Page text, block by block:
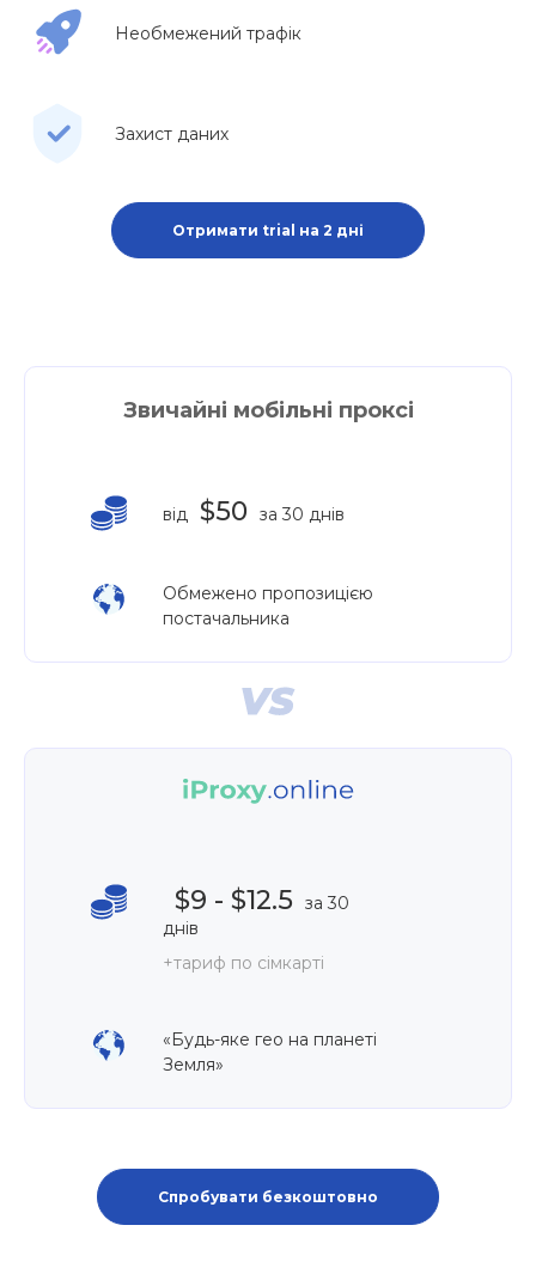
Необмежений трафік
Захист даних
Отримати trial на 2 дні
Звичайні мобільні проксі
від $50 за 30 днів
Обмежено пропозицією
постачальника
$9 - $12.5
за 30
днів
+тариф по сімкарті
«Будь-яке гео на планеті
Земля»
Спробувати безкоштовно